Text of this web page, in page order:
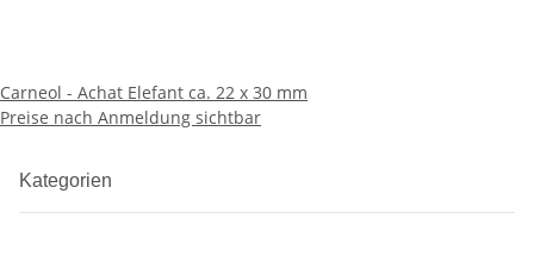
Carneol - Achat Elefant ca. 22 x 30 mm
Preise nach Anmeldung sichtbar
Kategorien